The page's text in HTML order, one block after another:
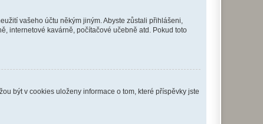
vašeho účtu někým jiným. Abyste zůstali přihlášeni,
internetové kavárně, počítačové učebně atd. Pokud toto
být v cookies uloženy informace o tom, které příspěvky jste